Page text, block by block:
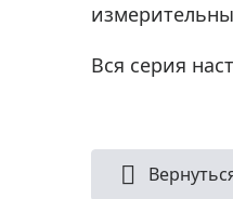
Астропланетарии
Вся серия